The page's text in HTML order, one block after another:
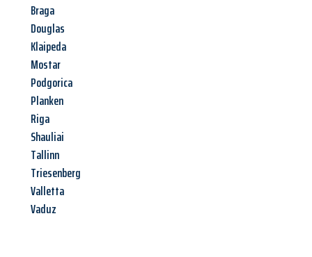
Braga
Douglas
Klaipeda
Mostar
Podgorica
Planken
Riga
Shauliai
Tallinn
Triesenberg
Valletta
Vaduz